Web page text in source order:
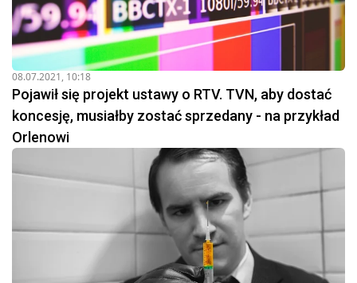
08.07.2021, 10:18
Pojawił się projekt ustawy o RTV. TVN, aby dostać
koncesję, musiałby zostać sprzedany - na przykład
Orlenowi